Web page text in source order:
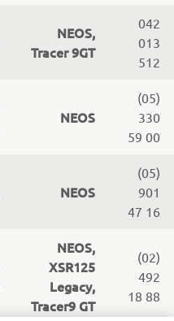
NEOS,
Tracer 9GT
042
013
512
NEOS
(05)
330
59 00
NEOS
(05)
901
47 16
NEOS,
XSR125
Legacy,
Tracer9 GT
(02)
492
18 88